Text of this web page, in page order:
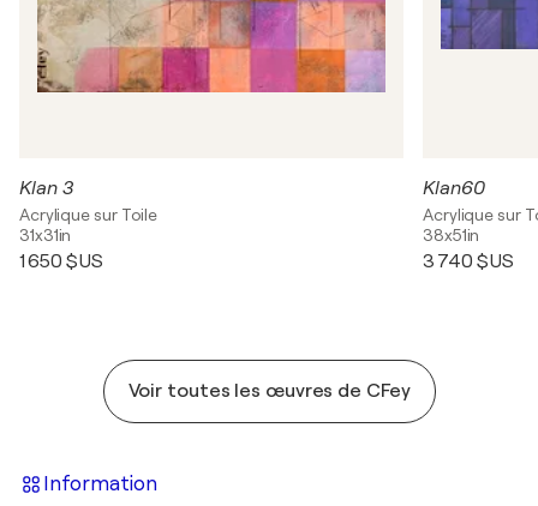
Klan 3
Acrylique sur Toile
31x31in
1 650 $US
Klan60
Acrylique sur
38x51in
3 740 $US
Voir toutes les œuvres de CFey
Information